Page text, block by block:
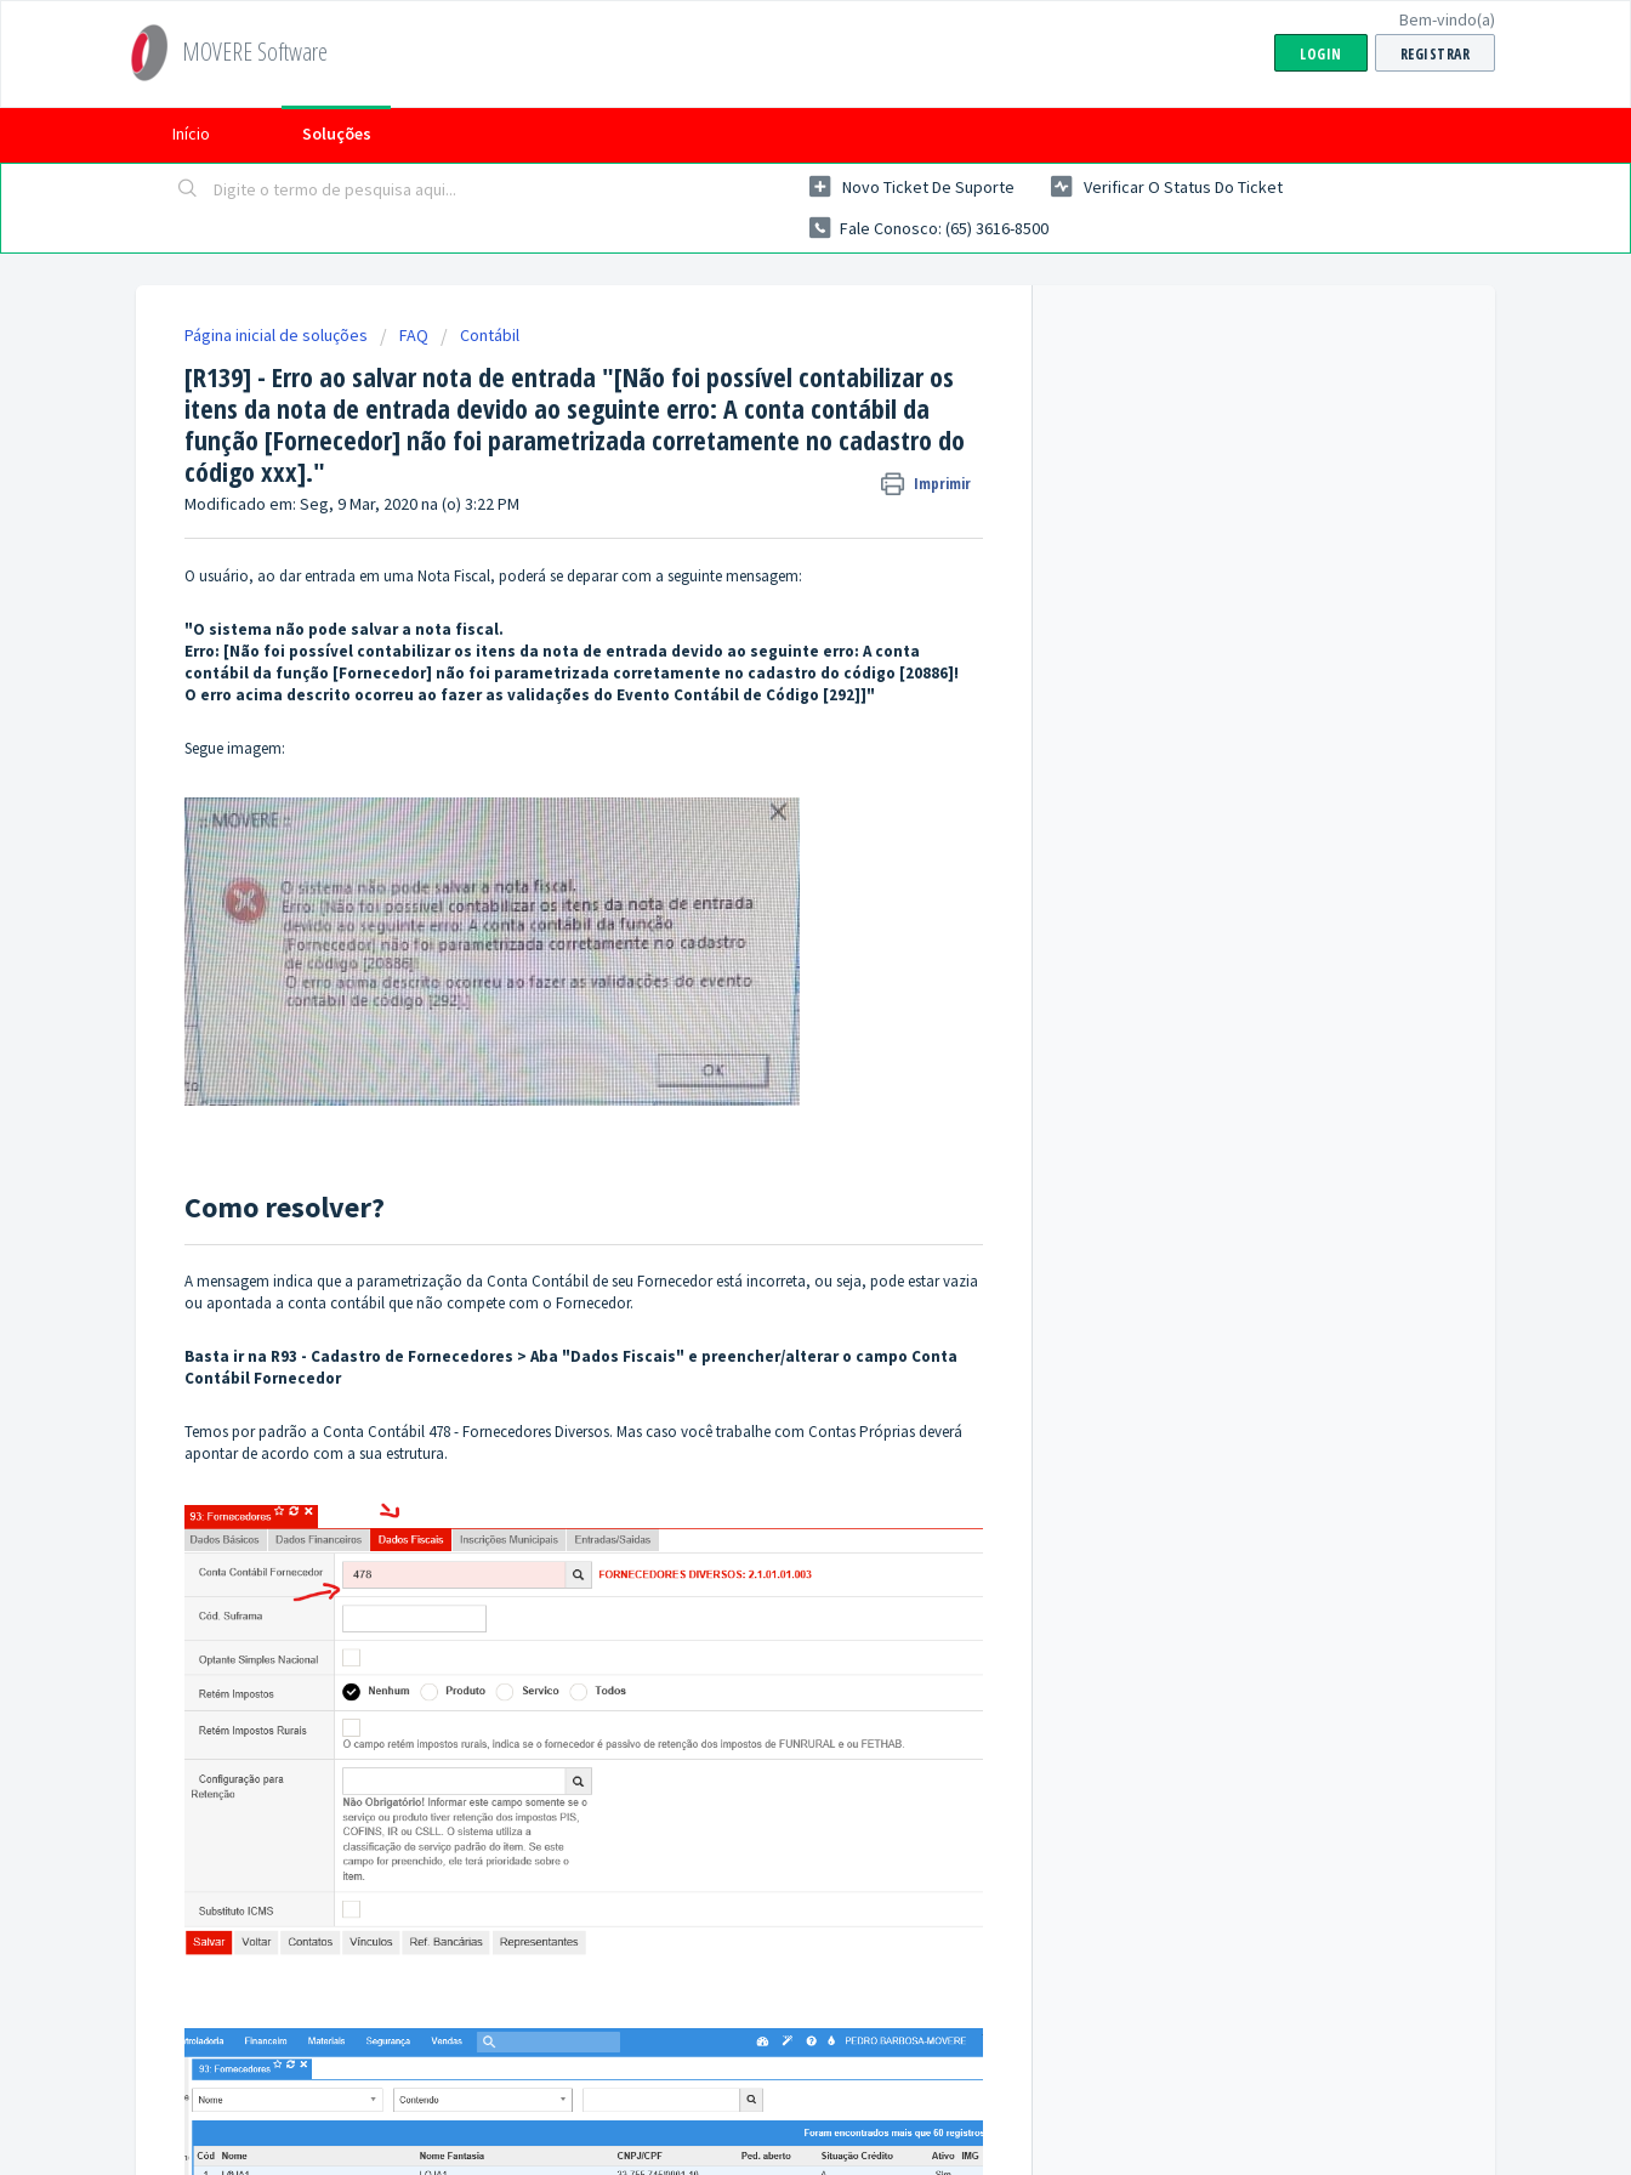
MOVERE Software
Bem-vindo(a)
LOGIN REGISTRAR
Início Soluções
Novo Ticket De Suporte
Verificar O Status Do Ticket
Fale Conosco: (65) 3616-8500
Página inicial de soluções FAQ Contábil
[R139] - Erro ao salvar nota de entrada "[Não foi possível contabilizar os
itens da nota de entrada devido ao seguinte erro: A conta contábil da
função [Fornecedor] não foi parametrizada corretamente no cadastro do
código xxx]."
Imprimir
Modificado em: Seg, 9 Mar, 2020 na (o) 3:22 PM
O usuário, ao dar entrada em uma Nota Fiscal, poderá se deparar com a seguinte mensagem:
"O sistema não pode salvar a nota fiscal.
Erro: [Não foi possível contabilizar os itens da nota de entrada devido ao seguinte erro: A conta
contábil da função [Fornecedor] não foi parametrizada corretamente no cadastro do código [20886]!
O erro acima descrito ocorreu ao fazer as validações do Evento Contábil de Código [292]]"
Segue imagem:
Como resolver?
A mensagem indica que a parametrização da Conta Contábil de seu Fornecedor está incorreta, ou seja, pode estar vazia
ou apontada a conta contábil que não compete com o Fornecedor.
Basta ir na R93 - Cadastro de Fornecedores > Aba "Dados Fiscais" e preencher/alterar o campo Conta
Contábil Fornecedor
Temos por padrão a Conta Contábil 478 - Fornecedores Diversos. Mas caso você trabalhe com Contas Próprias deverá
apontar de acordo com a sua estrutura.